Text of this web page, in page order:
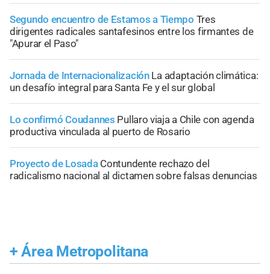
Segundo encuentro de Estamos a Tiempo Tres
dirigentes radicales santafesinos entre los firmantes de
"Apurar el Paso"
Jornada de Internacionalización La adaptación climática:
un desafío integral para Santa Fe y el sur global
Lo confirmó Coudannes Pullaro viaja a Chile con agenda
productiva vinculada al puerto de Rosario
Proyecto de Losada Contundente rechazo del
radicalismo nacional al dictamen sobre falsas denuncias
+ Área Metropolitana